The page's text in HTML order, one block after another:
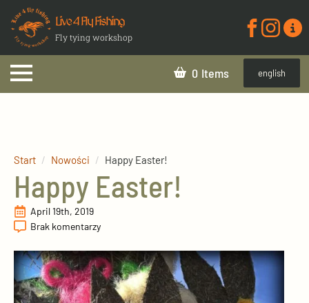
Live 4 Fly Fishing
Fly tying workshop
0 english
Start Nowości Happy Easter!
Happy Easter!
April 19th, 2019
Brak komentarzy